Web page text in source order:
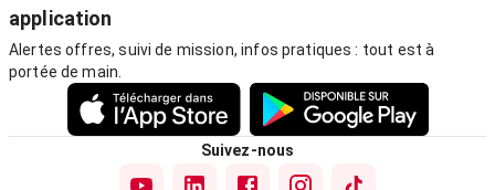
application
Alertes offres, suivi de mission, infos pratiques : tout est à
portée de main.
Suivez-nous